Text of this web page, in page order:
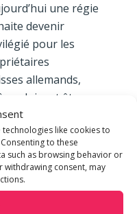
like cookies to
to these
such as browsing behavior or
withdrawing consent, may
une régie
devenir
pour les
allemands,
doivent être
des
que ce soit pour
ou
qui propose
à 360°,
et le